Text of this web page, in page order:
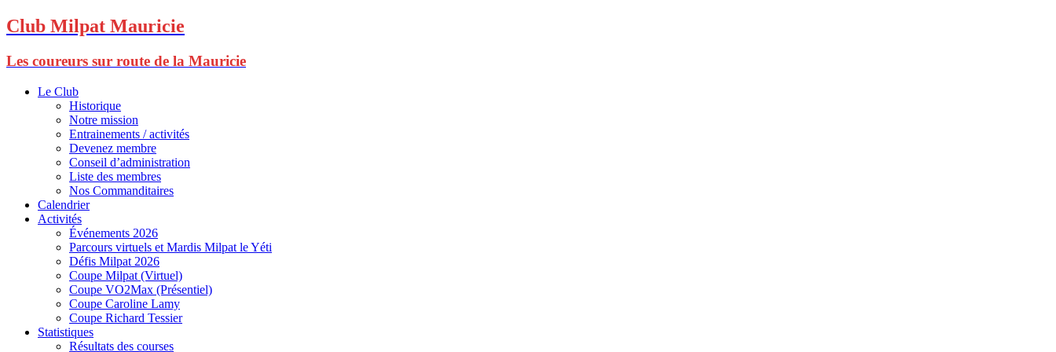
Club Milpat Mauricie
Les coureurs sur route de la Mauricie
Le Club
Historique
Notre mission
Entrainements / activités
Devenez membre
Conseil d’administration
Liste des membres
Nos Commanditaires
Calendrier
Activités
Événements 2026
Parcours virtuels et Mardis Milpat le Yéti
Défis Milpat 2026
Coupe Milpat (Virtuel)
Coupe VO2Max (Présentiel)
Coupe Caroline Lamy
Coupe Richard Tessier
Statistiques
Résultats des courses